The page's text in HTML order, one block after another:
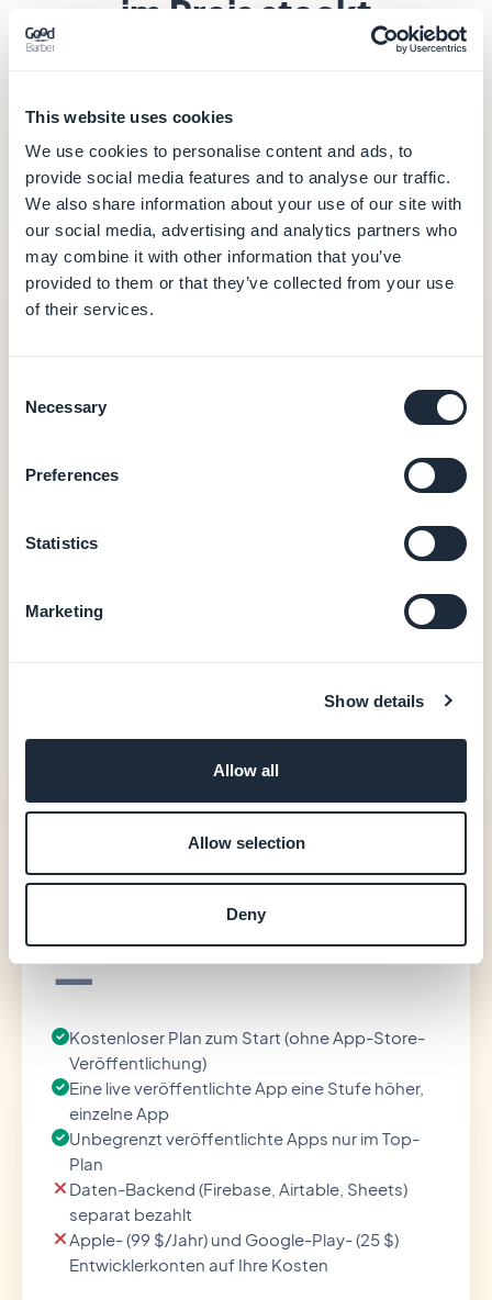
This website uses cookies
We use cookies to personalise content and ads, to
provide social media features and to analyse our traffic.
We also share information about your use of our site with
our social media, advertising and analytics partners who
may combine it with other information that you’ve
provided to them or that they’ve collected from your use
of their services.
Selection
Necessary
Preferences
Statistics
Marketing
Show details
Allow all
Allow selection
Deny
im Preis steckt
separat zusammenbauen und pflegen müssen.
GoodBarber– ab 30 €/Monat
30 €/Monat (jährliche Abrechnung – 360
Hosting und Datenbank (Daten in Europa)
Integrierte Analytics
0 % Provision auf E-Commerce-Transaktionen
Native iOS- + Android-Ausgabe (Swift + Kotlin)
Nutzer-Authentifizierung, Treue, Buchung
Preise ansehen
—
Kostenloser Plan zum Start (ohne App-Store-
Veröffentlichung)
Eine live veröffentlichte App eine Stufe höher,
einzelne App
Unbegrenzt veröffentlichte Apps nur im Top-
Plan
Daten-Backend (Firebase, Airtable, Sheets)
separat bezahlt
Apple- (99 $/Jahr) und Google-Play- (25 $)
Entwicklerkonten auf Ihre Kosten